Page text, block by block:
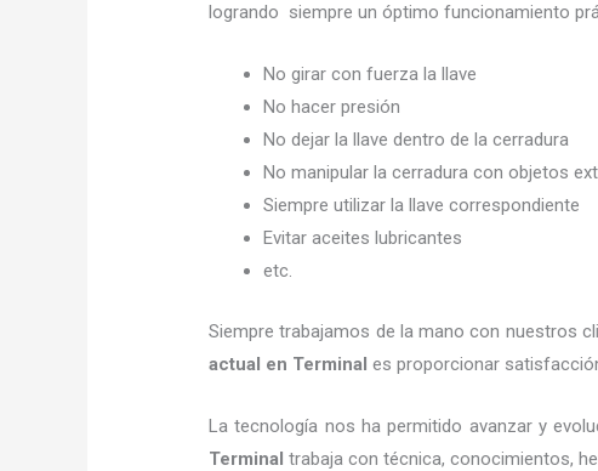
logrando siempre un óptimo funcionamiento
No girar con fuerza la llave
No hacer presión
No dejar la llave dentro de la cerradura
No manipular la cerradura con objetos
Siempre utilizar la llave correspondiente
Evitar aceites lubricantes
etc.
Siempre trabajamos de la mano con nuestros
actual en Terminal es proporcionar
La tecnología nos ha permitido avanzar y
Terminal trabaja con técnica, conocimientos,